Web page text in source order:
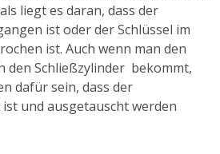
liegt es daran, dass der
ist oder der Schlüssel im
ist. Auch wenn man den
den Schließzylinder bekommt,
dafür sein, dass der
und ausgetauscht werden